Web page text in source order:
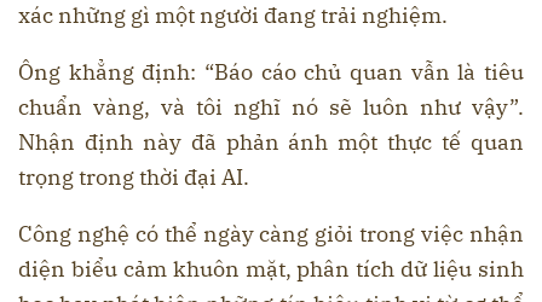
xác những gì một người đang trải nghiệm.
Ông khẳng định: “Báo cáo chủ quan vẫn là tiêu
chuẩn vàng, và tôi nghĩ nó sẽ luôn như vậy”.
Nhận định này đã phản ánh một thực tế quan
trọng trong thời đại AI.
Công nghệ có thể ngày càng giỏi trong việc nhận
diện biểu cảm khuôn mặt, phân tích dữ liệu sinh